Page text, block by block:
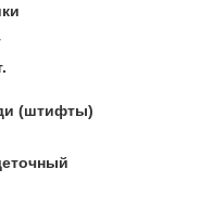
(штифты)